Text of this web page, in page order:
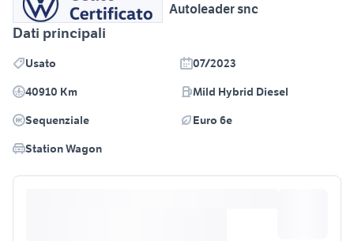
Autoleader snc
Dati principali
Usato
07/2023
40910 Km
Mild Hybrid Diesel
Sequenziale
Euro 6e
Station Wagon